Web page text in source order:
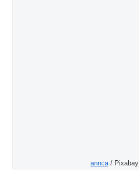
annca / Pixabay